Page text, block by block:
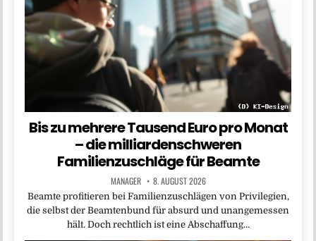
Bis zu mehrere Tausend Euro pro Monat
– die milliardenschweren
Familienzuschläge für Beamte
MANAGER 8. AUGUST 2026
Beamte profitieren bei Familienzuschlägen von Privilegien,
die selbst der Beamtenbund für absurd und unangemessen
hält. Doch rechtlich ist eine Abschaffung…